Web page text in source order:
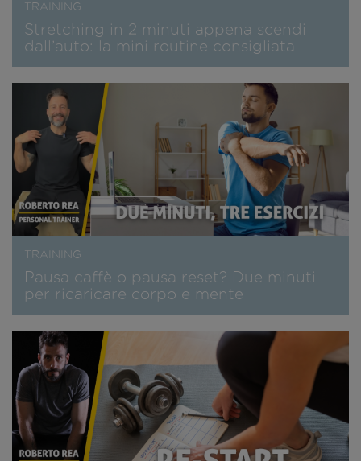
TRAINING
Stretching in 2 minuti appena scendi
dall’auto: la mini routine consigliata
TRAINING
Pausa caffè o pausa reset? Due minuti
per ricaricare corpo e mente